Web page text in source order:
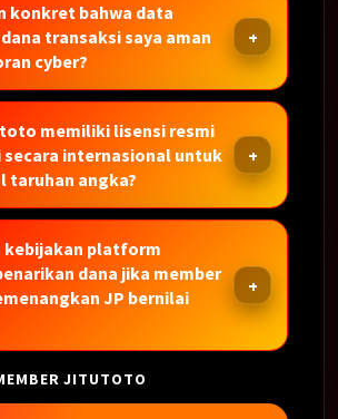
konkret bahwa data
transaksi saya aman
cyber?
memiliki lisensi resmi
secara internasional untuk
taruhan angka?
kebijakan platform
dana jika member
JP bernilai
JITUTOTO